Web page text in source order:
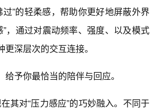
”的轻柔感，帮助你更好地屏蔽外界
，通过对震动频率、强度、以及模式
深层次的交互连接。
予你最恰当的陪伴与回应。
其对“压力感应”的巧妙融入。不同于